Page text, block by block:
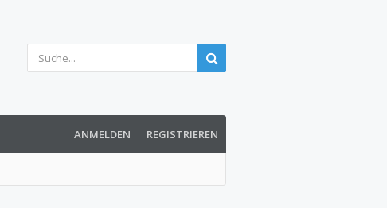
ANMELDEN REGISTRIEREN